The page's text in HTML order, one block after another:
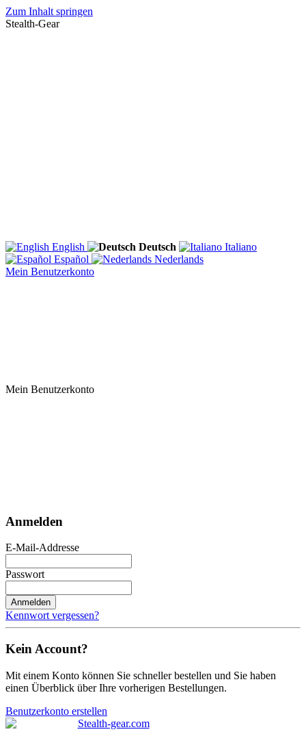
Zum Inhalt springen
Stealth-Gear
English Deutsch
Italiano
Español
Nederlands
Mein Benutzerkonto
Mein Benutzerkonto
Anmelden
E-Mail-Addresse
Passwort
Anmelden
Kennwort vergessen?
Kein Account?
Mit einem Konto können Sie schneller bestellen und Sie haben
einen Überblick über Ihre vorherigen Bestellungen.
Benutzerkonto erstellen